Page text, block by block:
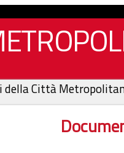
della Città